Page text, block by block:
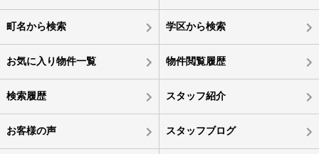
町名から検索 学区から検索
お気に入り物件一覧 物件閲覧履歴
検索履歴 スタッフ紹介
お客様の声 スタッフブログ